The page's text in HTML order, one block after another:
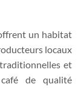
un habitat
locaux
et
de qualité